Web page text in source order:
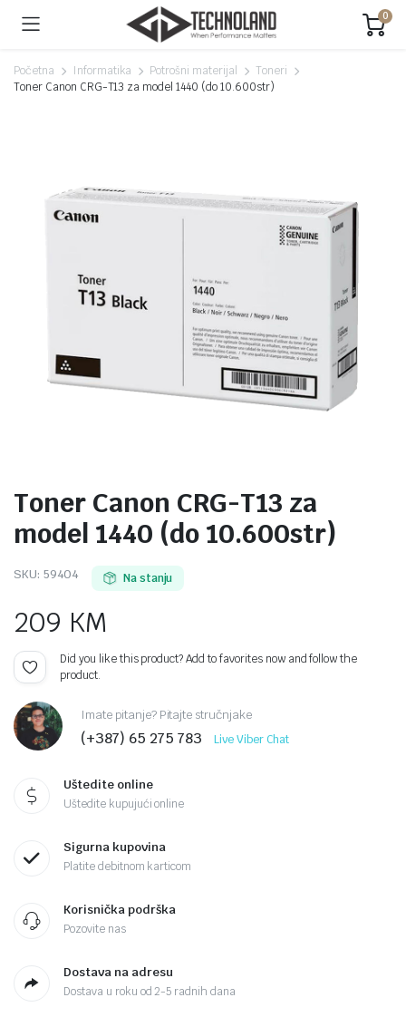
0
Početna Informatika Potrošni materijal
Toneri
Toner Canon CRG-T13 za model 1440 (do 10.600str)
Toner Canon CRG-T13 za
model 1440 (do 10.600str)
SKU: 59404 Na stanju
209 KM
Did you like this product? Add to favorites now and follow the
product.
Imate pitanje? Pitajte stručnjake
(+387) 65 275 783 Live Viber Chat
Uštedite online
Uštedite kupujući online
Sigurna kupovina
Platite debitnom karticom
Korisnička podrška
Pozovite nas
Dostava na adresu
Dostava u roku od 2-5 radnih dana